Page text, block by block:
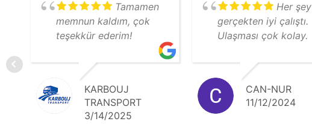
Tamamen
memnun kaldım, çok
teşekkür ederim!
KARBOUJ
TRANSPORT
3/14/2025
Her şey
gerçekten iyi çalıştı.
Ulaşması çok kolay.
CAN-NUR
11/12/2024